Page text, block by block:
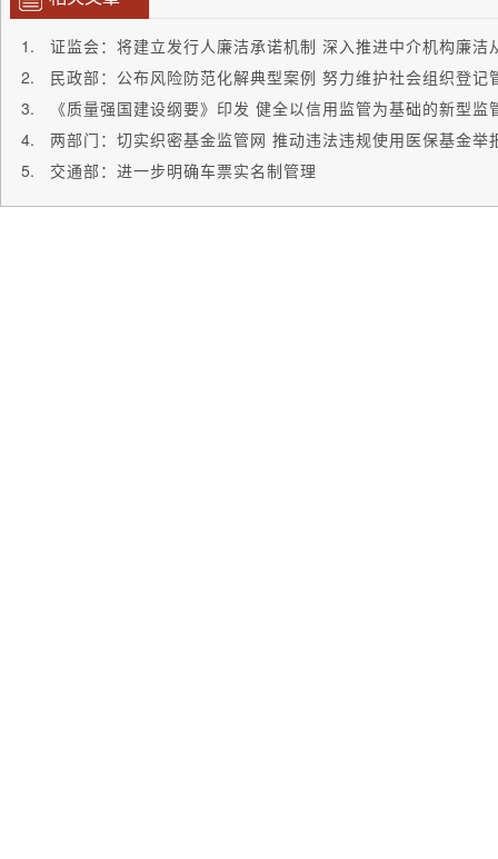
证监会：将建立发行人廉洁承诺机制 深入推进中介机构廉洁
民政部：公布风险防范化解典型案例 努力维护社会组织登记
《质量强国建设纲要》印发 健全以信用监管为基础的新型监
两部门：切实织密基金监管网 推动违法违规使用医保基金举
交通部：进一步明确车票实名制管理